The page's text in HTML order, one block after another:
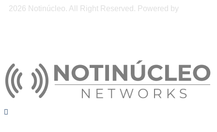
2026 Notinúcleo. All Right Reserved. Powered by